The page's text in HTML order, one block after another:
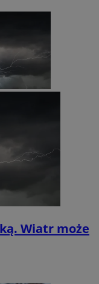
Wiatr może